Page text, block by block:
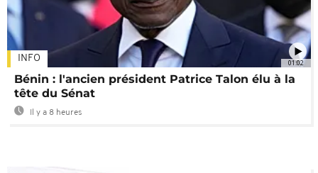
01:02
INFO
Bénin : l'ancien président Patrice Talon élu à la
tête du Sénat
Il y a 8 heures